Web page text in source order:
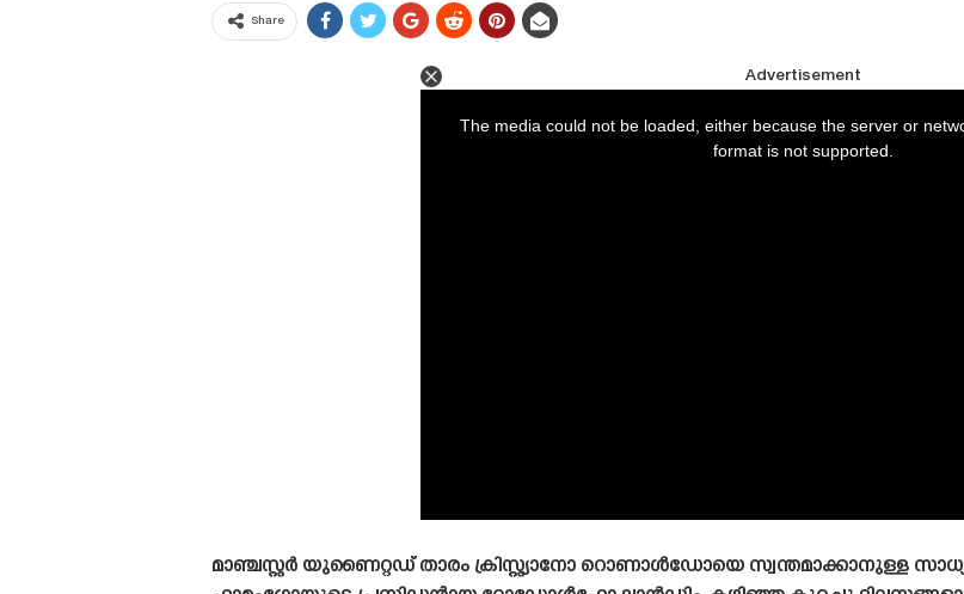
Share
Advertisement
The media could not be loaded, either because the server or
format is not supported.
മാഞ്ചസ്റ്റർ യുണൈറ്റഡ് താരം ക്രിസ്റ്റ്യാനോ റൊണാൾഡോയെ സ്വന്തമാക്കാനുള്ള